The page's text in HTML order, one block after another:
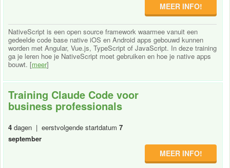
MEER INFO!
NativeScript is een open source framework waarmee vanuit een
gedeelde code base native iOS en Android apps gebouwd kunnen
worden met Angular, Vue.js, TypeScript of JavaScript. In deze training
ga je leren hoe je NativeScript moet gebruiken en hoe je native apps
bouwt. [meer]
Training Claude Code voor
business professionals
4 dagen | eerstvolgende startdatum 7
september
MEER INFO!